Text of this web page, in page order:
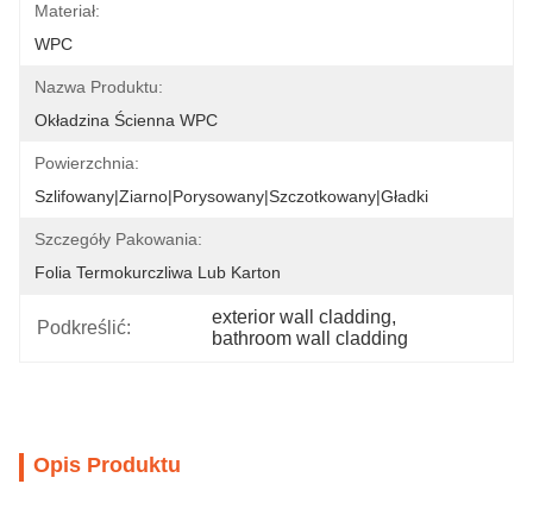
Materiał:
WPC
Nazwa Produktu:
Okładzina Ścienna WPC
Powierzchnia:
Szlifowany|Ziarno|Porysowany|Szczotkowany|Gładki
Szczegóły Pakowania:
Folia Termokurczliwa Lub Karton
Podkreślić:
exterior wall cladding,
bathroom wall cladding
Opis Produktu